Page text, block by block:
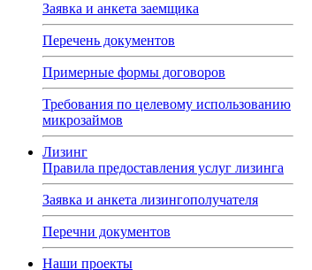
Заявка и анкета заемщика
Перечень документов
Примерные формы договоров
Требования по целевому использованию
микрозаймов
Лизинг
Правила предоставления услуг лизинга
Заявка и анкета лизингополучателя
Перечни документов
Наши проекты